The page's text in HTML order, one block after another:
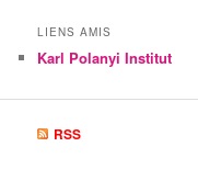
LIENS AMIS
Karl Polanyi Institut
RSS